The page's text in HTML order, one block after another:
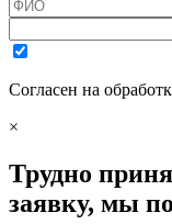
Согласен на
×
Трудно
заявку, мы